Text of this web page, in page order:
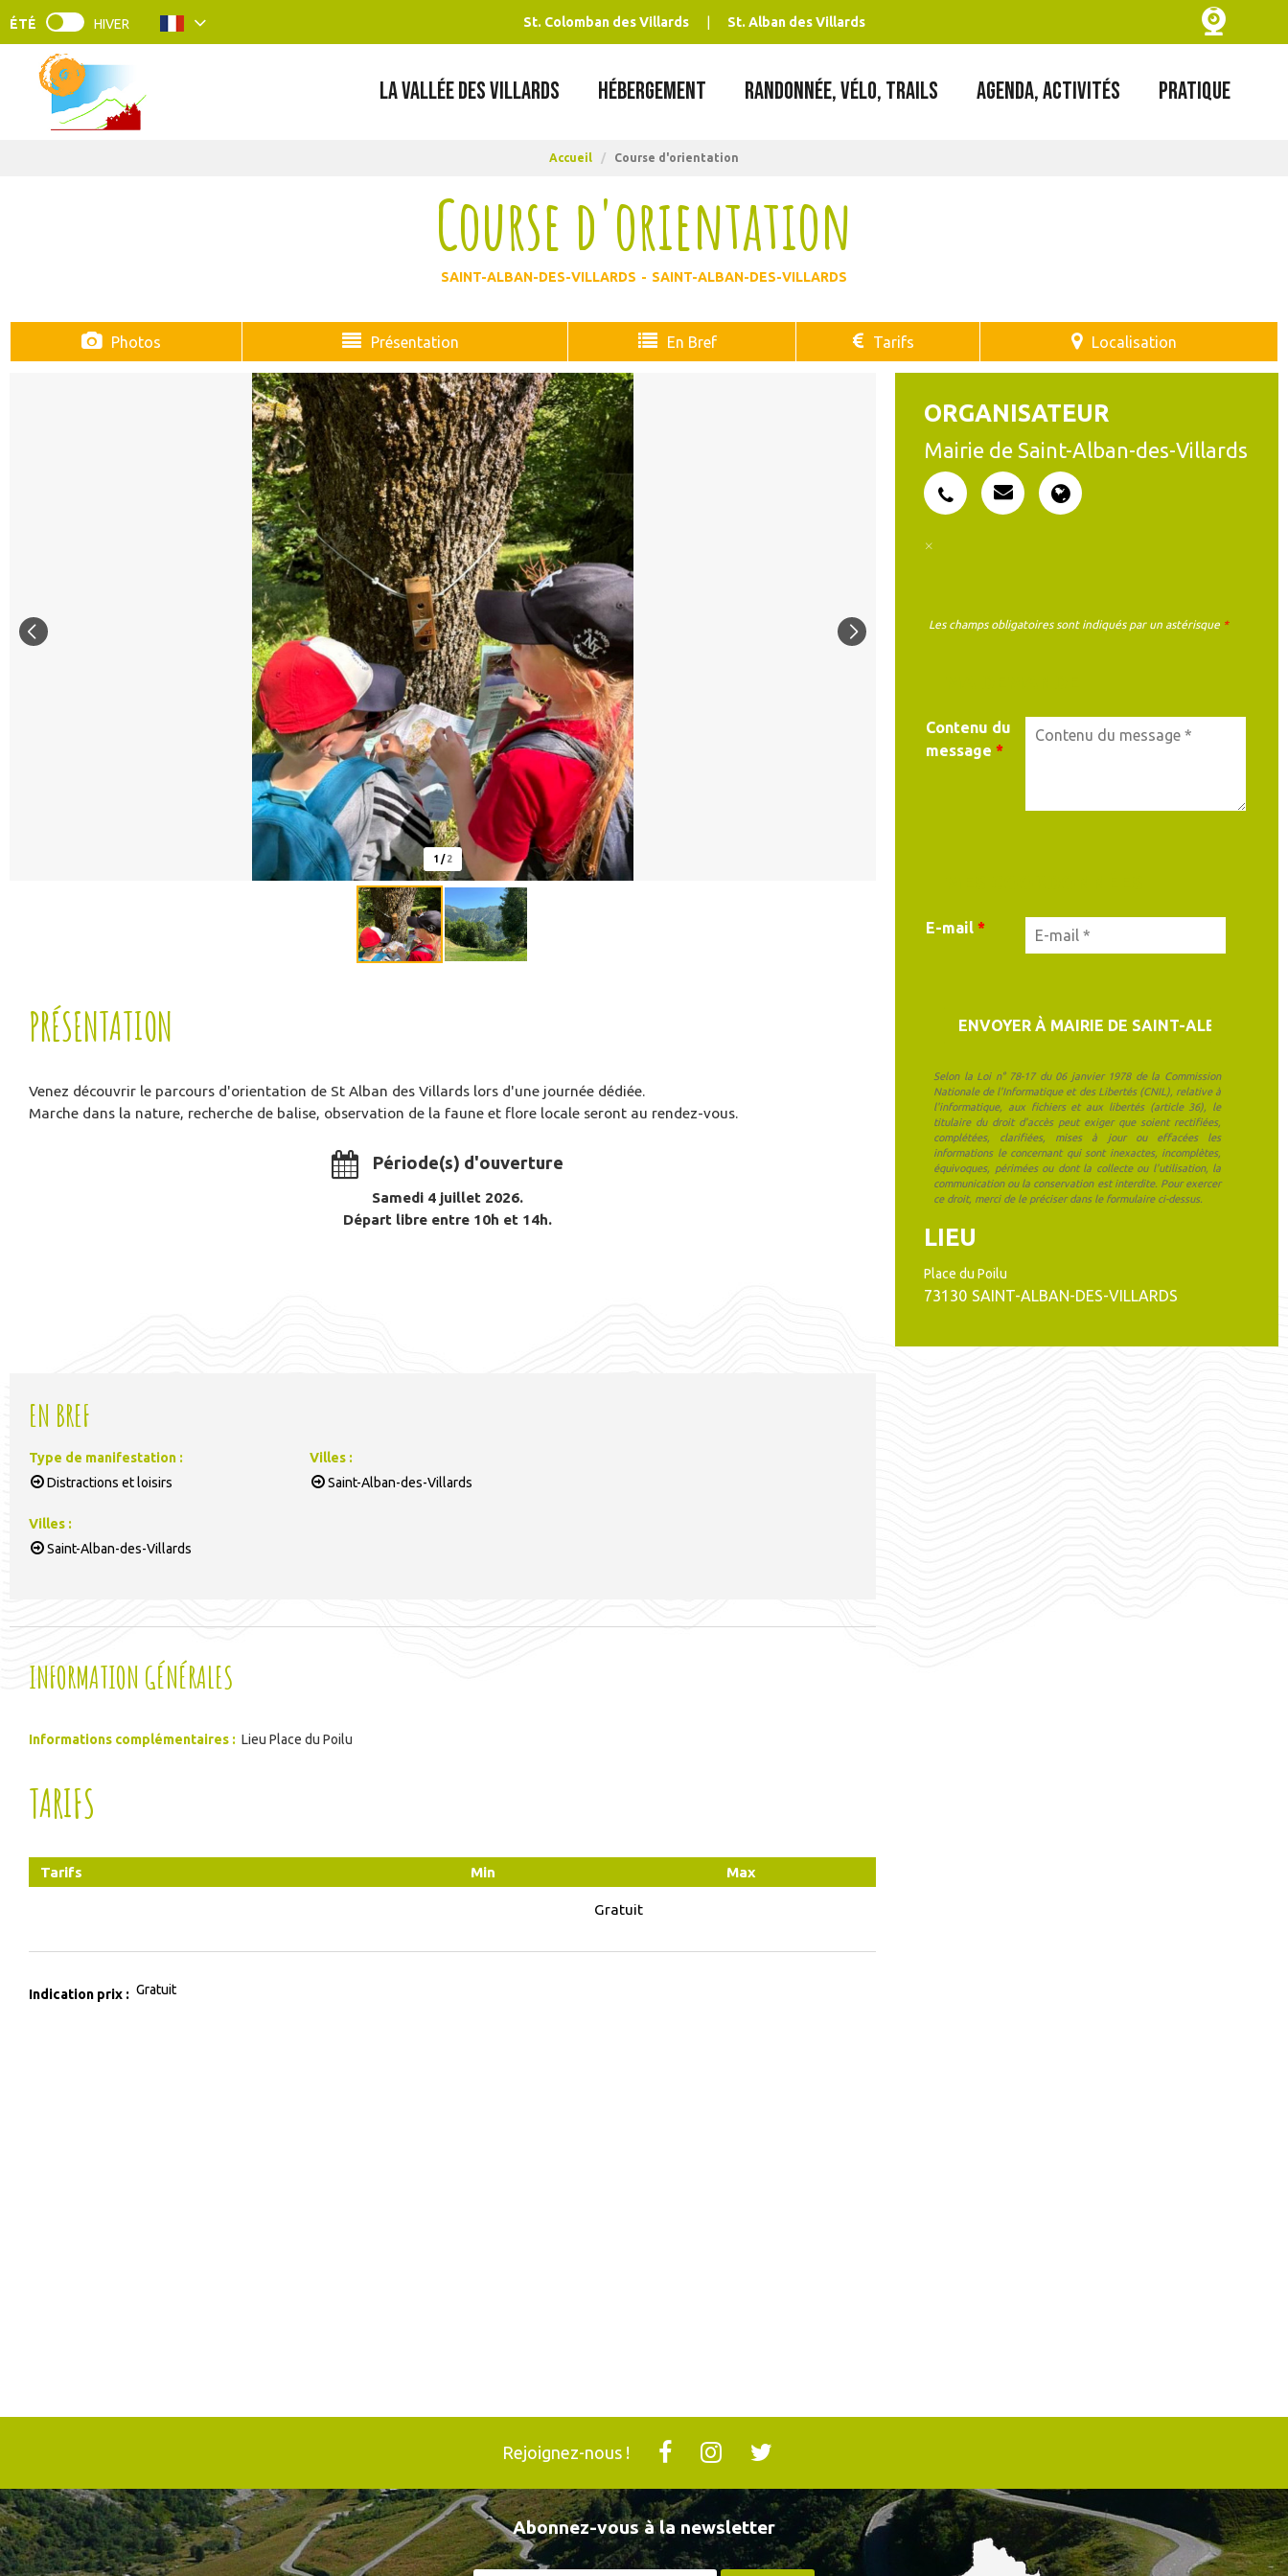
ÉTÉ HIVER St. Colomban des Villards St. Alban des Villards
LA VALLÉE DES VILLARDS HÉBERGEMENT RANDONNÉE, VÉLO, TRAILS AGENDA, ACTIVITÉS PRATIQUE
Accueil / Course d'orientation
Course d'orientation
SAINT-ALBAN-DES-VILLARDS SAINT-ALBAN-DES-VILLARDS
Photos Présentation En Bref Tarifs Localisation
1 /2
PRÉSENTATION
Venez découvrir le parcours d'orientation de St Alban des Villards lors d'une journée dédiée.
Marche dans la nature, recherche de balise, observation de la faune et flore locale seront au rendez-vous.
Période(s) d'ouverture
Samedi 4 juillet 2026.
Départ libre entre 10h et 14h.
ORGANISATEUR
Mairie de Saint-Alban-des-Villards
Les champs obligatoires sont indiqués par un astérisque *
Contenu du
message *
E-mail *
Selon la Loi n° 78-17 du 06 janvier 1978 de la Commission
Nationale de l'Informatique et des Libertés (CNIL), relative à
l'informatique, aux fichiers et aux libertés (article 36), le
titulaire du droit d'accès peut exiger que soient rectifiées,
complétées, clarifiées, mises à jour ou effacées les
informations le concernant qui sont inexactes, incomplètes,
équivoques, périmées ou dont la collecte ou l'utilisation, la
communication ou la conservation est interdite. Pour exercer
ce droit, merci de le préciser dans le formulaire ci-dessus.
LIEU
Place du Poilu
73130 SAINT-ALBAN-DES-VILLARDS
EN BREF
Type de manifestation :
Distractions et loisirs
Villes :
Saint-Alban-des-Villards
Villes :
Saint-Alban-des-Villards
INFORMATION GÉNÉRALES
Informations complémentaires : Lieu Place du Poilu
TARIFS
Tarifs Min Max
Gratuit
Indication prix : Gratuit
Rejoignez-nous !
Abonnez-vous à la newsletter